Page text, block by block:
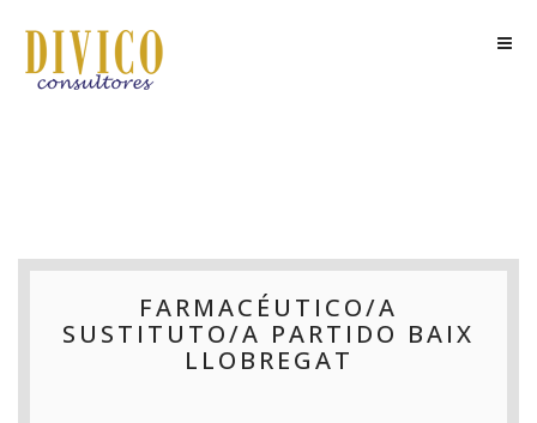
FARMACÉUTICO/A
SUSTITUTO/A PARTIDO BAIX
LLOBREGAT